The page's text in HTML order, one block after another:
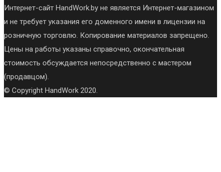
Интернет-сайт HandWork.by не является Интернет-магазином
и не требует указания его доменного имени в лицензии на
розничную торговлю. Копирование материалов запрещено.
Цены на работы указаны справочно, окончательная
стоимость обсуждается непосредственно с мастером
(продавцом).
© Copyright HandWork 2020.